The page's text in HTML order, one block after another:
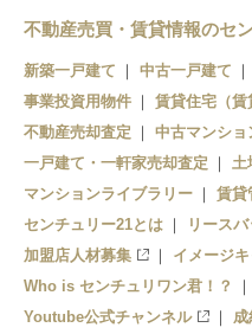
東花園駅
瓢箪山駅
枚岡駅
額田駅
石切駅
ＪＲ長瀬駅
衣摺加美北駅
不動産売買・賃貸情報のセ
新築一戸建て 中古一戸建て
事業投資用物件
賃貸住宅（賃
不動産売却査定
中古マンショ
一戸建て・一軒家売却査定
土
マンションライブラリー
賃貸
センチュリー21とは
リースバ
加盟店人材募集
イメージ
Who is センチュリワン君！？
Youtube公式チャンネル
成